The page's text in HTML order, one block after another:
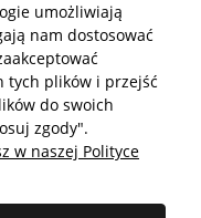
umożliwiają
nam dostosować
tych plików i przejść
do swoich
zgody".
w naszej Polityce